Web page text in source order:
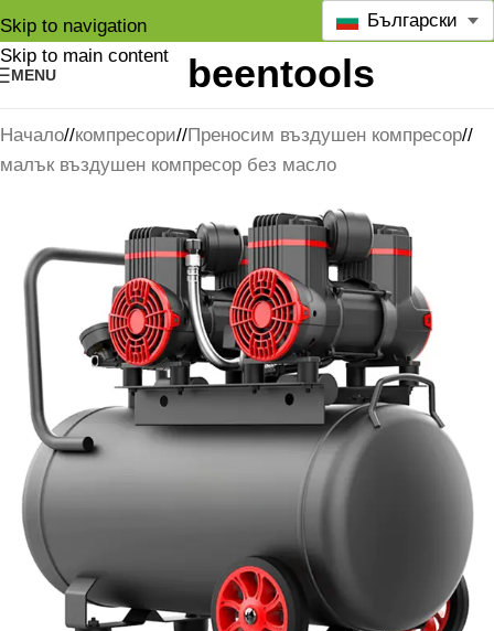
Skip to navigation
Skip to main content
MENU
Български
Начало/ компресори/ Преносим въздушен компресор/
малък въздушен компресор без масло